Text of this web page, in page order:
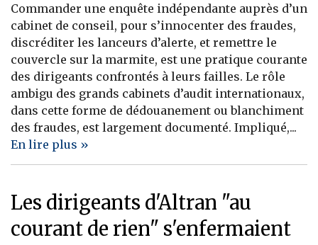
Assurance Vie
Patrimoine
Immobilier
Commander une enquête indépendante auprès d’un
cabinet de conseil, pour s’innocenter des fraudes,
discréditer les lanceurs d’alerte, et remettre le
couvercle sur la marmite, est une pratique courante
des dirigeants confrontés à leurs failles. Le rôle
ambigu des grands cabinets d’audit internationaux,
dans cette forme de dédouanement ou blanchiment
des fraudes, est largement documenté. Impliqué,...
En lire plus »
Les dirigeants d'Altran "au
courant de rien" s'enfermaient